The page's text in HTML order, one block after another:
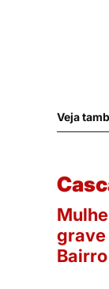
Veja
grave